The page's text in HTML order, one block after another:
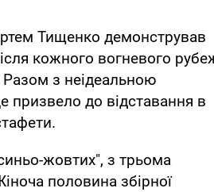
Тищенко демонстрував
кожного вогневого
з неідеальною
призвело до відставання в
жовтих", з трьома
половина збірної